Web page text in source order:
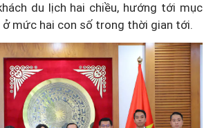
du lịch hai chiều, hướng tới mục
mức hai con số trong thời gian tới.